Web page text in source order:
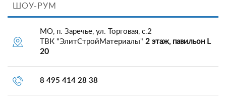
ШОУ-РУМ
МО, п. Заречье, ул. Торговая, с.2
ТВК "ЭлитСтройМатериалы" 2 этаж, павильон L
20
8 495 414 28 38